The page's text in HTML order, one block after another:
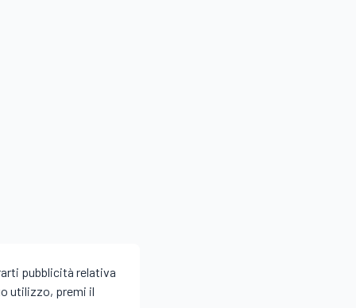
pubblicità relativa
utilizzo, premi il